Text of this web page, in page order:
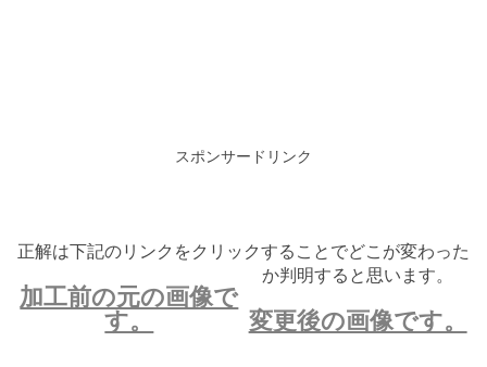
スポンサードリンク
正解は下記のリンクをクリックすることでどこが変わった
か判明すると思います。
加工前の元の画像で
す。
変更後の画像です。